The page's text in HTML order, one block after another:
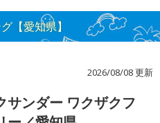
【愛知県】
2026/08/08 更新
サンダー ワクザクフ